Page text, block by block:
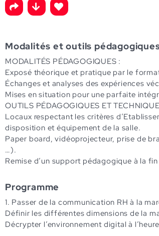
Modalités et outils
MODALITÉS PÉDAGOGIQUES :
Exposé théorique et pratique par le
Échanges et analyses des expériences
Mises en situation pour une parfaite
OUTILS PÉDAGOGIQUES ET
Locaux respectant les critères
disposition et équipement de la salle.
Paper board, vidéoprojecteur, prise de
…).
Remise d’un support pédagogique à la
Programme
1. Passer de la communication RH à la
Définir les différentes dimensions de la
Décrypter l’environnement digital à